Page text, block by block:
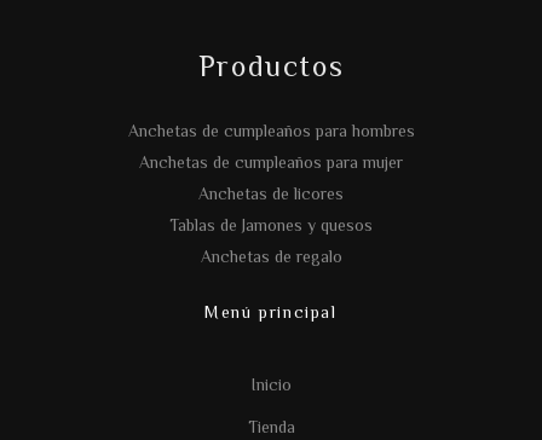
Productos
Anchetas de cumpleaños para hombres
Anchetas de cumpleaños para mujer
Anchetas de licores
Tablas de Jamones y quesos
Anchetas de regalo
Menú principal
Inicio
Tienda